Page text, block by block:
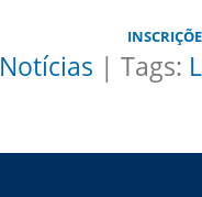
Notícias | Tags: